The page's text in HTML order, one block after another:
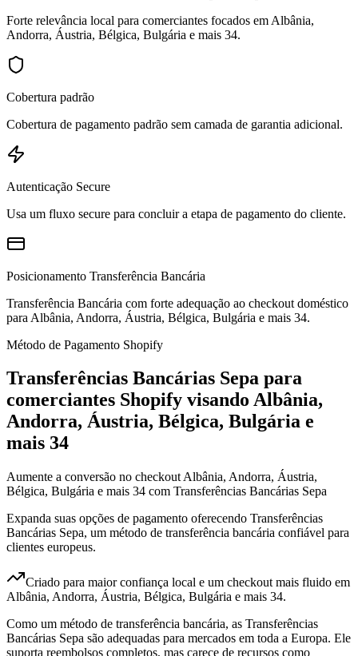
Forte relevância local para comerciantes focados em Albânia,
Andorra, Áustria, Bélgica, Bulgária e mais 34.
Cobertura padrão
Cobertura de pagamento padrão sem camada de garantia adicional.
Autenticação Secure
Usa um fluxo secure para concluir a etapa de pagamento do cliente.
Posicionamento Transferência Bancária
Transferência Bancária com forte adequação ao checkout doméstico
para Albânia, Andorra, Áustria, Bélgica, Bulgária e mais 34.
Método de Pagamento Shopify
Transferências Bancárias Sepa para
comerciantes Shopify visando Albânia,
Andorra, Áustria, Bélgica, Bulgária e
mais 34
Aumente a conversão no checkout Albânia, Andorra, Áustria,
Bélgica, Bulgária e mais 34 com Transferências Bancárias Sepa
Expanda suas opções de pagamento oferecendo Transferências
Bancárias Sepa, um método de transferência bancária confiável para
clientes europeus.
Criado para maior confiança local e um checkout mais fluido em
Albânia, Andorra, Áustria, Bélgica, Bulgária e mais 34.
Como um método de transferência bancária, as Transferências
Bancárias Sepa são adequadas para mercados em toda a Europa. Ele
suporta reembolsos completos, mas carece de recursos como